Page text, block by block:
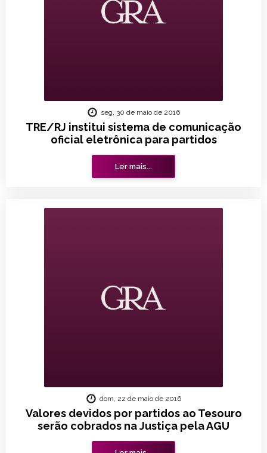
TRE/RJ institui sistema de comunicação
oficial eletrônica para partidos
seg, 30 de maio de 2016
Ler mais...
Valores devidos por partidos ao Tesouro
serão cobrados na Justiça pela AGU
dom, 22 de maio de 2016